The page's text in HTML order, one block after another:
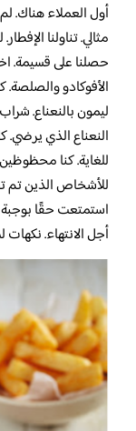
أول العملاء هناك.
مثالي. تناولنا
حصلنا على قسيمة.
الأفوكادو
ليمون بالنعناع.
النعناع الذي
للغاية. كنا
للأشخاص الذين تم
استمتعت حقًا
أجل الانتهاء. نكهات